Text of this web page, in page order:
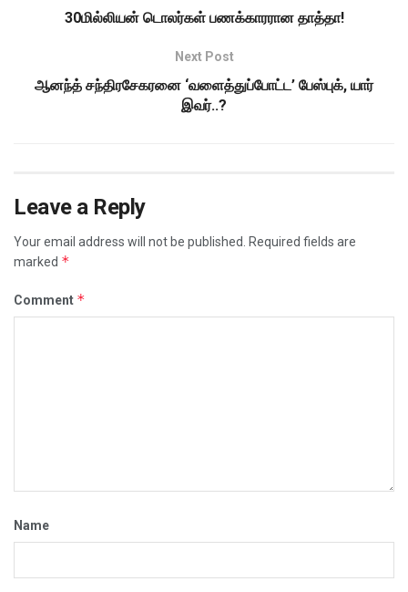
30மில்லியன் டொலர்கள் பணக்காரரான தாத்தா!
Next Post
ஆனந்த் சந்திரசேகரனை ‘வளைத்துப்போட்ட’ பேஸ்புக், யார்
இவர்..?
Leave a Reply
Your email address will not be published. Required fields are
marked *
Comment *
Name